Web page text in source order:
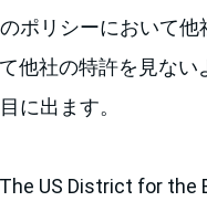
ポリシーにおいて
他社の特許を見な
に出ます。
US District for